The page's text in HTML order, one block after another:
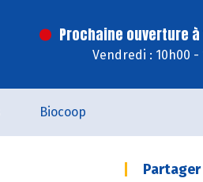
Prochaine ouverture à
Vendredi : 10h00 -
Biocoop